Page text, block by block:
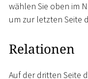
wählen Sie oben im
um zur letzten Seite
Relationen
Auf der dritten Seite